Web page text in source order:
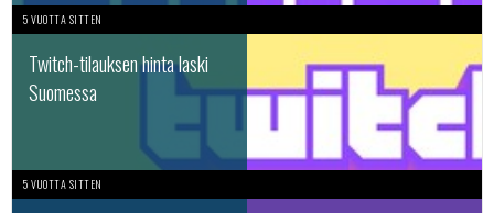
5 VUOTTA SITTEN
Twitch-tilauksen hinta laski
Suomessa
5 VUOTTA SITTEN